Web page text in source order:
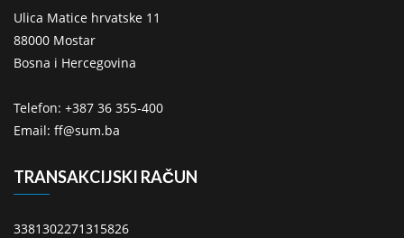
Ulica Matice hrvatske 11
88000 Mostar
Bosna i Hercegovina
Telefon: +387 36 355-400
Email: ff@sum.ba
TRANSAKCIJSKI RAČUN
3381302271315826